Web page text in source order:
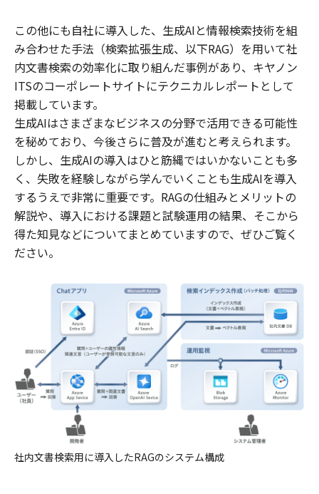
この他にも自社に導入した、生成AIと情報検索技術を組
み合わせた手法（検索拡張生成、以下RAG）を用いて社
内文書検索の効率化に取り組んだ事例があり、キヤノン
ITSのコーポレートサイトにテクニカルレポートとして
掲載しています。
生成AIはさまざまなビジネスの分野で活用できる可能性
を秘めており、今後さらに普及が進むと考えられます。
しかし、生成AIの導入はひと筋縄ではいかないことも多
く、失敗を経験しながら学んでいくことも生成AIを導入
するうえで非常に重要です。RAGの仕組みとメリットの
解説や、導入における課題と試験運用の結果、そこから
得た知見などについてまとめていますので、ぜひご覧く
ださい。
社内文書検索用に導入したRAGのシステム構成